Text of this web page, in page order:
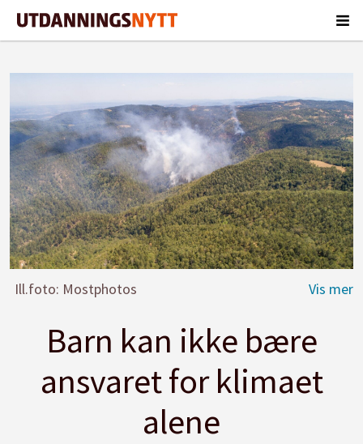
Ill.foto: Mostphotos
Barn kan ikke bære
ansvaret for klimaet
alene